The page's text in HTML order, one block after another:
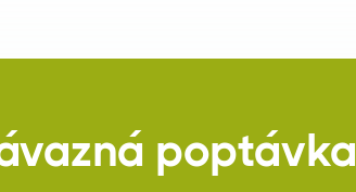
poptávka